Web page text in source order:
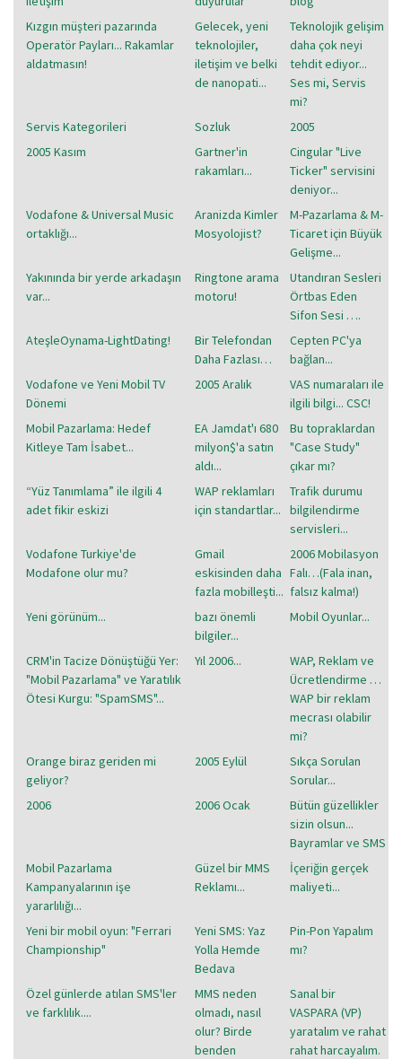
Kızgın müşteri pazarında
Operatör Payları... Rakamlar
aldatmasın!
Gelecek, yeni
teknolojiler,
iletişim ve belki
de nanopati...
Teknolojik gelişim
daha çok neyi
tehdit ediyor...
Ses mi, Servis
mi?
Servis Kategorileri
Sozluk
2005
2005 Kasım
Gartner'in
rakamları...
Cingular "Live
Ticker" servisini
deniyor...
Vodafone & Universal Music
ortaklığı...
Aranizda Kimler
Mosyolojist?
M-Pazarlama & M-
Ticaret için Büyük
Gelişme...
Yakınında bir yerde arkadaşın
var...
Ringtone arama
motoru!
Utandıran Sesleri
Örtbas Eden
Sifon Sesi ….
AteşleOynama-LightDating!
Bir Telefondan
Daha Fazlası…
Cepten PC'ya
bağlan...
Vodafone ve Yeni Mobil TV
Dönemi
2005 Aralık
VAS numaraları ile
ilgili bilgi... CSC!
Mobil Pazarlama: Hedef
Kitleye Tam İsabet...
EA Jamdat'ı 680
milyon$'a satın
aldı...
Bu topraklardan
"Case Study"
çıkar mı?
“Yüz Tanımlama” ile ilgili 4
adet fikir eskizi
WAP reklamları
için standartlar...
Trafik durumu
bilgilendirme
servisleri...
Vodafone Turkiye'de
Modafone olur mu?
Gmail
eskisinden daha
fazla mobilleşti...
2006 Mobilasyon
Falı…(Fala inan,
falsız kalma!)
Yeni görünüm...
bazı önemli
bilgiler...
Mobil Oyunlar...
CRM'in Tacize Dönüştüğü Yer:
"Mobil Pazarlama" ve Yaratılık
Ötesi Kurgu: "SpamSMS"...
Yıl 2006...
WAP, Reklam ve
Ücretlendirme …
WAP bir reklam
mecrası olabilir
mi?
Orange biraz geriden mi
geliyor?
2005 Eylül
Sıkça Sorulan
Sorular...
2006
2006 Ocak
Bütün güzellikler
sizin olsun...
Bayramlar ve SMS
Mobil Pazarlama
Kampanyalarının işe
yararlılığı...
Güzel bir MMS
Reklamı...
İçeriğin gerçek
maliyeti...
Yeni bir mobil oyun: "Ferrari
Championship"
Yeni SMS: Yaz
Yolla Hemde
Bedava
Pin-Pon Yapalım
mı?
Özel günlerde atılan SMS'ler
ve farklılık....
MMS neden
olmadı, nasıl
olur? Birde
benden
Sanal bir
VASPARA (VP)
yaratalım ve rahat
rahat harcayalım.